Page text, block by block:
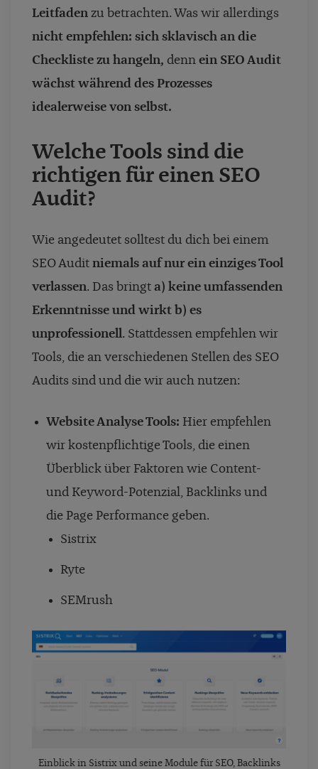
Leitfaden zu betrachten. Was wir allerdings
nicht empfehlen: sich sklavisch an die
Checkliste zu hangeln, denn ein SEO Audit
wächst während des Prozesses
idealerweise von selbst.
Welche Tools sind die
richtigen für einen SEO
Audit?
Wie angedeutet solltest du dich bei einem
SEO Audit niemals auf nur ein einziges Tool
verlassen. Das bringt a) keine umfassenden
Erkenntnisse und wirkt b) es
unprofessionell. Stattdessen empfehlen wir
Tools, die an verschiedenen Stellen des SEO
Audits sind und die wir auch nutzen:
Website Analyse Tools: Hier empfehlen
wir kostenpflichtige Tools, die einen
Überblick über Faktoren wie Content-
und Keyword-Potenzial, Backlinks und
die Page Performance geben.
Sistrix
Ryte
SEMrush
Einblick in Sistrix und seine Module für SEO, Backlinks